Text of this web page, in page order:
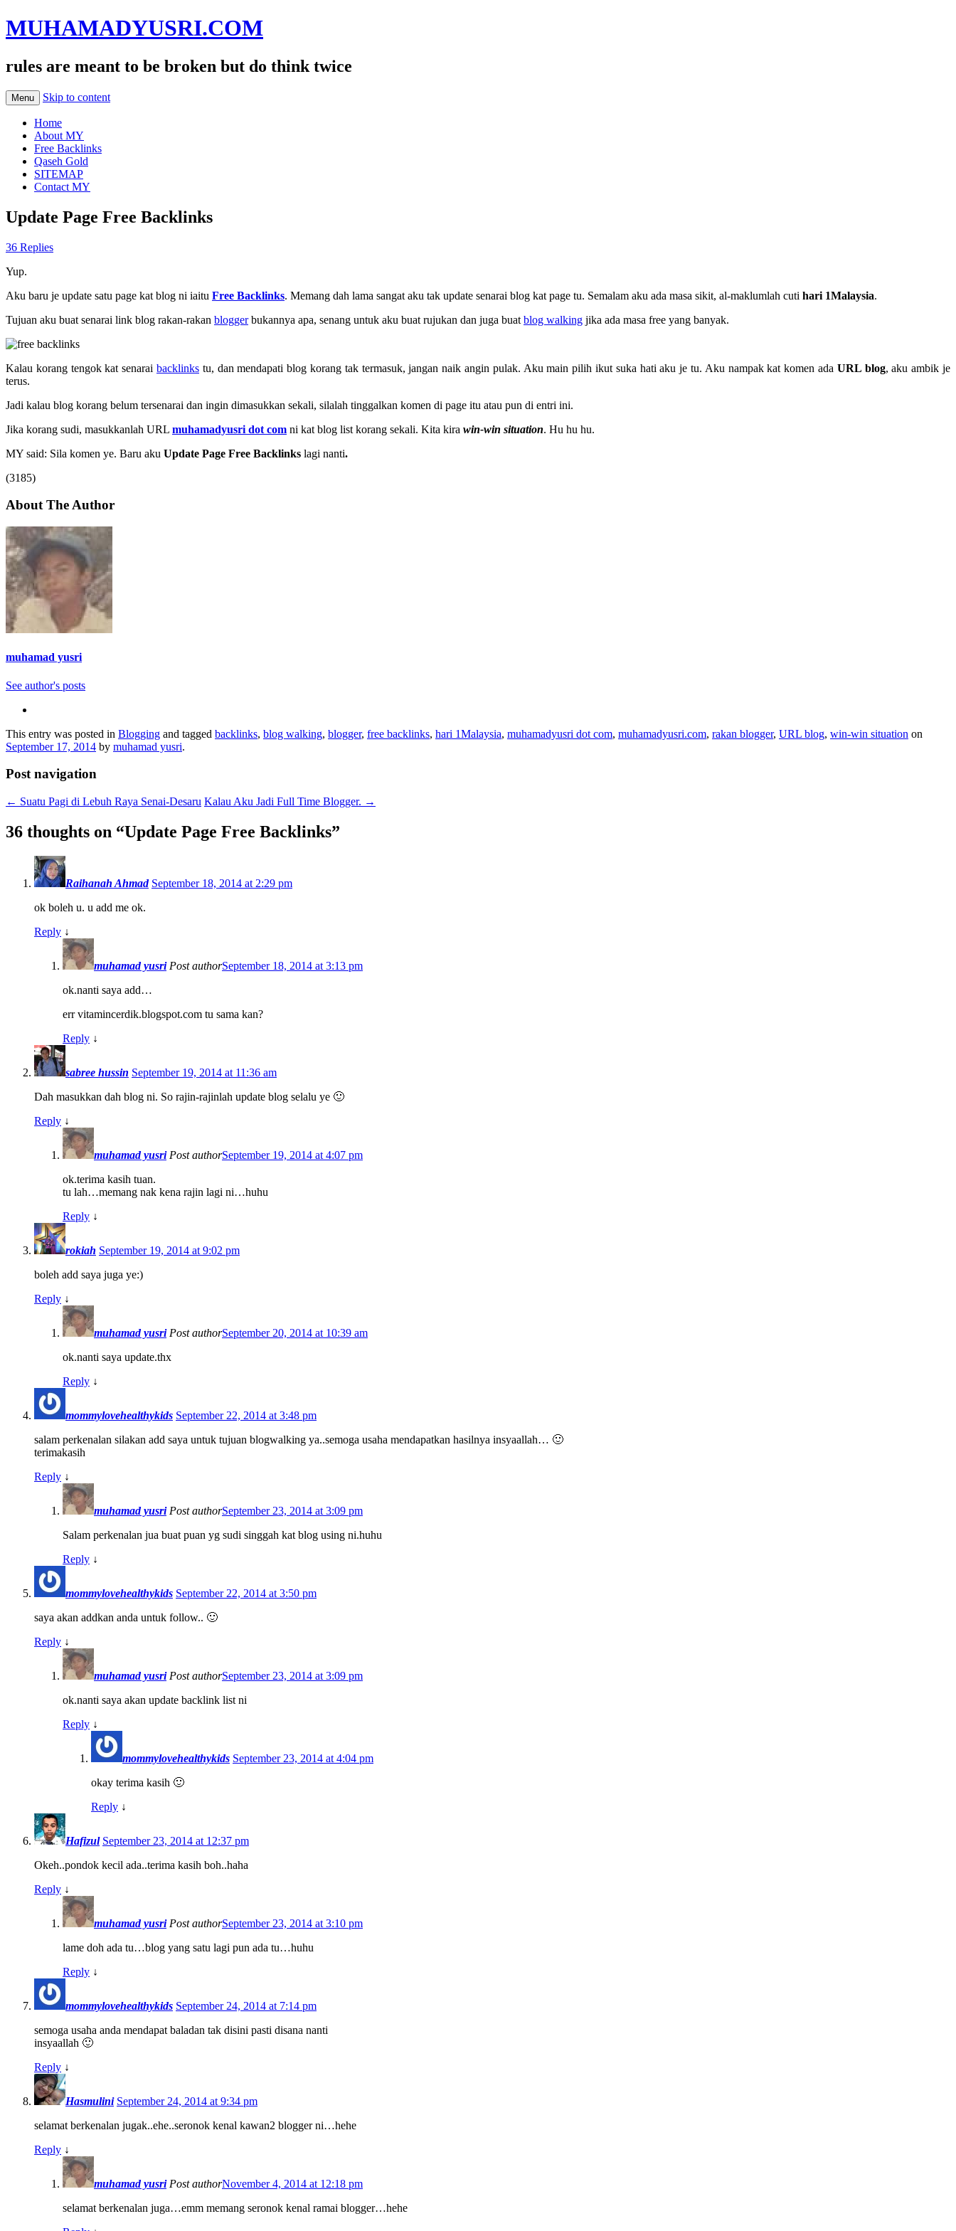
MUHAMADYUSRI.COM
rules are meant to be broken but do think twice
Menu Skip to content
Home
About MY
Free Backlinks
Qaseh Gold
SITEMAP
Contact MY
Update Page Free Backlinks
36 Replies
Yup.
Aku baru je update satu page kat blog ni iaitu Free Backlinks. Memang dah lama sangat aku tak update senarai blog kat page tu. Semalam aku ada masa sikit, al-maklumlah cuti hari 1Malaysia.
Tujuan aku buat senarai link blog rakan-rakan bloggerbukannya apa, senang untuk aku buat rujukan dan juga buat blog walking jika ada masa free yang banyak.
Kalau korang tengok kat senarai backlinks tu, dan mendapati blog korang tak termasuk, jangan naik angin pulak. Aku main pilih ikut suka hati aku je tu. Aku nampak kat komen ada URL blog, aku ambik je
terus.
Jadi kalau blog korang belum tersenarai dan ingin dimasukkan sekali, silalah tinggalkan komen di page itu atau pun di entri ini.
Jika korang sudi, masukkanlah URL muhamadyusri dot com ni kat blog list korang sekali. Kita kira win-win situation. Hu hu hu.
MY said: Sila komen ye. Baru aku Update Page Free Backlinks lagi nanti.
(3185)
About The Author
muhamad yusri
See author's posts
This entry was posted in Blogging and tagged backlinks, blog walking, blogger, free backlinks, hari 1Malaysia, muhamadyusri dot com, muhamadyusri.com, rakan blogger, URL blog, win-win situation on
September 17, 2014 by muhamad yusri.
Post navigation
← Suatu Pagi di Lebuh Raya Senai-Desaru Kalau Aku Jadi Full Time Blogger. →
36 thoughts on “Update Page Free Backlinks”
Raihanah Ahmad September 18, 2014 at 2:29 pm
ok boleh u. u add me ok.
Reply ↓
muhamad yusri Post authorSeptember 18, 2014 at 3:13 pm
ok.nanti saya add…
err vitamincerdik.blogspot.com tu sama kan?
Reply ↓
sabree hussin September 19, 2014 at 11:36 am
Dah masukkan dah blog ni. So rajin-rajinlah update blog selalu ye 🙂
Reply ↓
muhamad yusri Post authorSeptember 19, 2014 at 4:07 pm
ok.terima kasih tuan.
tu lah…memang nak kena rajin lagi ni…huhu
Reply ↓
rokiah September 19, 2014 at 9:02 pm
boleh add saya juga ye:)
Reply ↓
muhamad yusri Post authorSeptember 20, 2014 at 10:39 am
ok.nanti saya update.thx
Reply ↓
mommylovehealthykids September 22, 2014 at 3:48 pm
salam perkenalan silakan add saya untuk tujuan blogwalking ya..semoga usaha mendapatkan hasilnya insyaallah… 🙂
terimakasih
Reply ↓
muhamad yusri Post authorSeptember 23, 2014 at 3:09 pm
Salam perkenalan jua buat puan yg sudi singgah kat blog using ni.huhu
Reply ↓
mommylovehealthykids September 22, 2014 at 3:50 pm
saya akan addkan anda untuk follow.. 🙂
Reply ↓
muhamad yusri Post authorSeptember 23, 2014 at 3:09 pm
ok.nanti saya akan update backlink list ni
Reply ↓
mommylovehealthykids September 23, 2014 at 4:04 pm
okay terima kasih 🙂
Reply ↓
Hafizul September 23, 2014 at 12:37 pm
Okeh..pondok kecil ada..terima kasih boh..haha
Reply ↓
muhamad yusri Post authorSeptember 23, 2014 at 3:10 pm
lame doh ada tu…blog yang satu lagi pun ada tu…huhu
Reply ↓
mommylovehealthykids September 24, 2014 at 7:14 pm
semoga usaha anda mendapat baladan tak disini pasti disana nanti
insyaallah 🙂
Reply ↓
Hasmulini September 24, 2014 at 9:34 pm
selamat berkenalan jugak..ehe..seronok kenal kawan2 blogger ni…hehe
Reply ↓
muhamad yusri Post authorNovember 4, 2014 at 12:18 pm
selamat berkenalan juga…emm memang seronok kenal ramai blogger…hehe